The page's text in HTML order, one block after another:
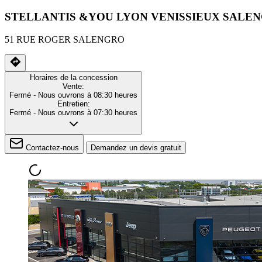
STELLANTIS &YOU LYON VENISSIEUX
51 RUE ROGER SALENGRO
Horaires de la concession
Vente:
Fermé - Nous ouvrons à 08:30 heures
Entretien:
Fermé - Nous ouvrons à 07:30 heures
Contactez-nous Demandez un devis gratuit